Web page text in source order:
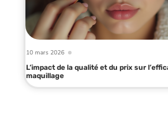
10 mars 2026
L’impact de la qualité et du prix sur
maquillage